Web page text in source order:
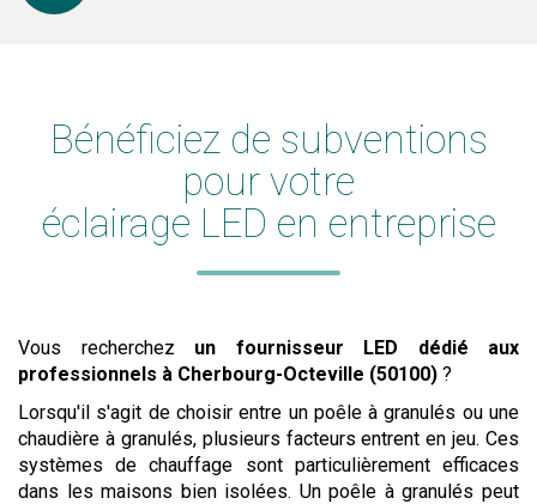
Bénéficiez de subventions
pour votre
éclairage LED en entreprise
Vous recherchez un fournisseur LED dédié aux
professionnels à Cherbourg-Octeville (50100) ?
Lorsqu'il s'agit de choisir entre un poêle à granulés ou une
chaudière à granulés, plusieurs facteurs entrent en jeu. Ces
systèmes de chauffage sont particulièrement efficaces
dans les maisons bien isolées. Un poêle à granulés peut